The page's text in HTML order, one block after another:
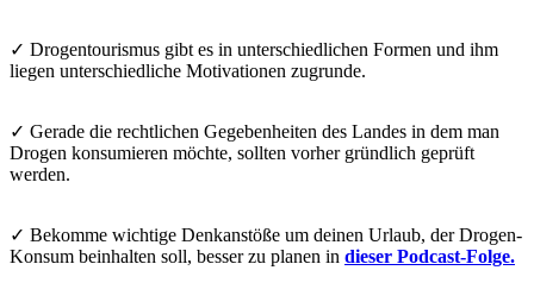
✓ Drogentourismus gibt es in unterschiedlichen Formen und ihm
liegen unterschiedliche Motivationen zugrunde.
✓ Gerade die rechtlichen Gegebenheiten des Landes in dem man
Drogen konsumieren möchte, sollten vorher gründlich geprüft
werden.
✓ Bekomme wichtige Denkanstöße um deinen Urlaub, der Drogen-
Konsum beinhalten soll, besser zu planen in dieser Podcast-Folge.